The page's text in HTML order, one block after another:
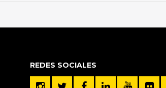
REDES SOCIALES